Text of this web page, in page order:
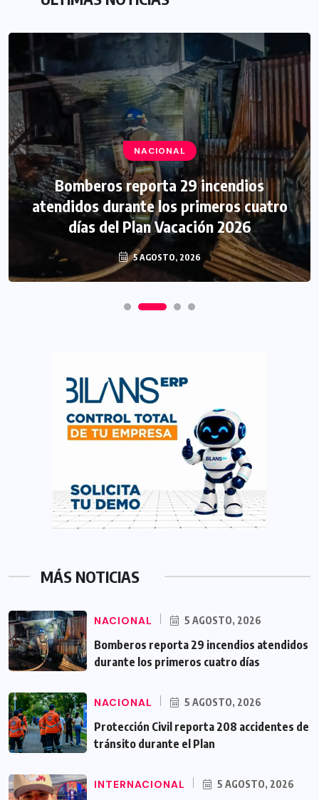
NACIONAL
Bomberos reporta 29 incendios
atendidos durante los primeros cuatro
días del Plan Vacación 2026
5 AGOSTO, 2026
MÁS NOTICIAS
NACIONAL 5 AGOSTO, 2026
Bomberos reporta 29 incendios atendidos
durante los primeros cuatro días
NACIONAL 5 AGOSTO, 2026
Protección Civil reporta 208 accidentes de
tránsito durante el Plan
INTERNACIONAL 5 AGOSTO, 2026